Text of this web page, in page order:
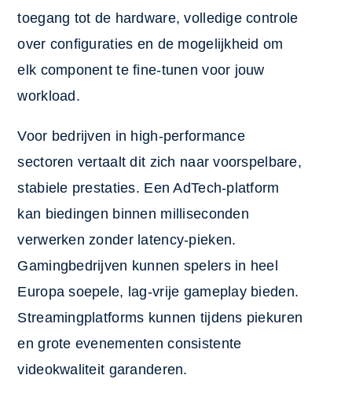
toegang tot de hardware, volledige controle
over configuraties en de mogelijkheid om
elk component te fine-tunen voor jouw
workload.
Voor bedrijven in high-performance
sectoren vertaalt dit zich naar voorspelbare,
stabiele prestaties. Een AdTech-platform
kan biedingen binnen milliseconden
verwerken zonder latency-pieken.
Gamingbedrijven kunnen spelers in heel
Europa soepele, lag-vrije gameplay bieden.
Streamingplatforms kunnen tijdens piekuren
en grote evenementen consistente
videokwaliteit garanderen.